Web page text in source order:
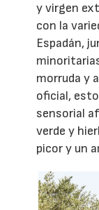
y virgen
con la
Espadán,
morruda y
oficial,
sensorial
verde y
picor y un